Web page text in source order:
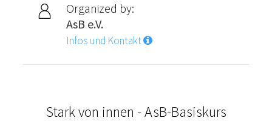
Organized by:
AsB e.V.
Infos und Kontakt
Stark von innen - AsB-Basiskurs